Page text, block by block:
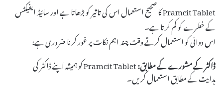
Pramcit Tablet کا صحیح استعمال اس کی تاثیر کو بڑھاتا ہے اور سائیڈ ایفیکٹس
کے خطرے کو کم کرتا ہے۔
اس دوائی کو استعمال کرتے وقت چند اہم نکات پر غور کرنا ضروری ہے:
ڈاکٹر کے مشورے کے مطابق:
Pramcit Tablet کو ہمیشہ اپنے ڈاکٹر کی
ہدایت کے مطابق استعمال کریں۔